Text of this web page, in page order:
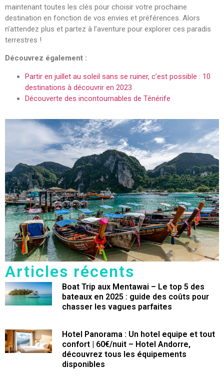
maintenant toutes les clés pour choisir votre prochaine
destination en fonction de vos envies et préférences. Alors
n’attendez plus et partez à l’aventure pour explorer ces paradis
terrestres !
Découvrez également :
Partir en juillet au soleil sans se ruiner, c’est possible : 10
destinations à découvrir en 2023
Découverte des incontournables de Ténérife
Articles récents
Boat Trip aux Mentawai – Le top 5 des
bateaux en 2025 : guide des coûts pour
chasser les vagues parfaites
Hotel Panorama : Un hotel equipe et tout
confort | 60€/nuit – Hotel Andorre,
découvrez tous les équipements
disponibles